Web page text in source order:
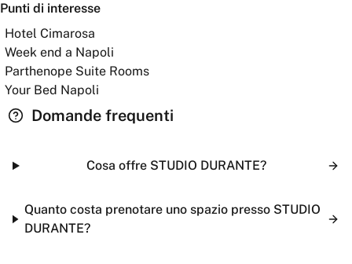
Punti di interesse
Hotel Cimarosa
Week end a Napoli
Parthenope Suite Rooms
Your Bed Napoli
Domande frequenti
Cosa offre STUDIO DURANTE?
Quanto costa prenotare uno spazio presso STUDIO
DURANTE?